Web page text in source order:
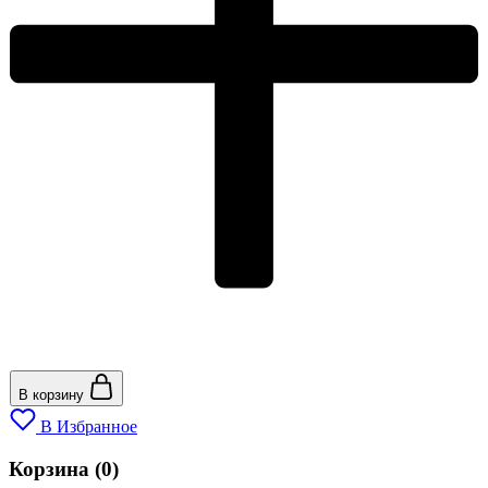
В корзину
В Избранное
Корзина (0)